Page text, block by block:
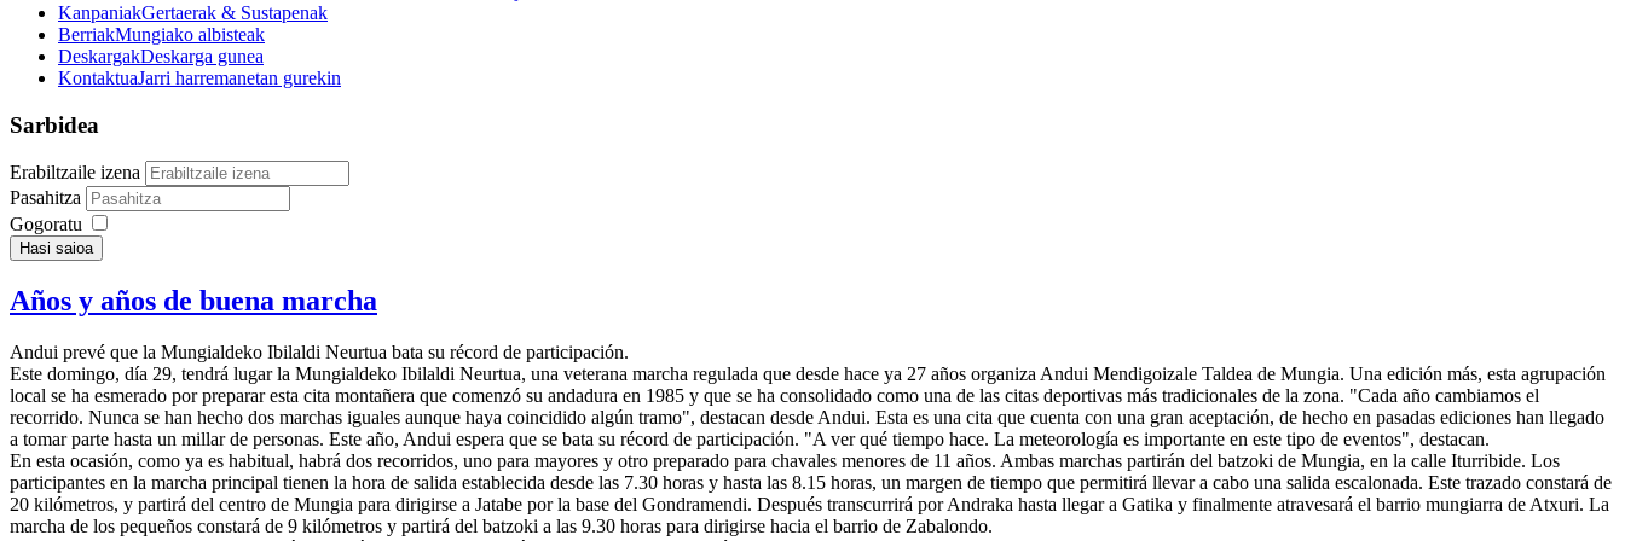
KanpaniakGertaerak & Sustapenak
BerriakMungiako albisteak
DeskargakDeskarga gunea
KontaktuaJarri harremanetan gurekin
Sarbidea
Erabiltzaile izena
Pasahitza
Gogoratu
Hasi saioa
Años y años de buena marcha
Andui prevé que la Mungialdeko Ibilaldi Neurtua bata su récord de participación.
Este domingo, día 29, tendrá lugar la Mungialdeko Ibilaldi Neurtua, una veterana marcha regulada que desde hace ya 27 años organiza Andui Mendigoizale Taldea de Mungia. Una edición más, esta agrupación
local se ha esmerado por preparar esta cita montañera que comenzó su andadura en 1985 y que se ha consolidado como una de las citas deportivas más tradicionales de la zona. "Cada año cambiamos el
recorrido. Nunca se han hecho dos marchas iguales aunque haya coincidido algún tramo", destacan desde Andui. Esta es una cita que cuenta con una gran aceptación, de hecho en pasadas ediciones han llegado
a tomar parte hasta un millar de personas. Este año, Andui espera que se bata su récord de participación. "A ver qué tiempo hace. La meteorología es importante en este tipo de eventos", destacan.
En esta ocasión, como ya es habitual, habrá dos recorridos, uno para mayores y otro preparado para chavales menores de 11 años. Ambas marchas partirán del batzoki de Mungia, en la calle Iturribide. Los
participantes en la marcha principal tienen la hora de salida establecida desde las 7.30 horas y hasta las 8.15 horas, un margen de tiempo que permitirá llevar a cabo una salida escalonada. Este trazado constará de
20 kilómetros, y partirá del centro de Mungia para dirigirse a Jatabe por la base del Gondramendi. Después transcurrirá por Andraka hasta llegar a Gatika y finalmente atravesará el barrio mungiarra de Atxuri. La
marcha de los pequeños constará de 9 kilómetros y partirá del batzoki a las 9.30 horas para dirigirse hacia el barrio de Zabalondo.